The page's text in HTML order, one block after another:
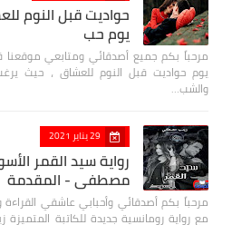
يوم حب
يوم حواديت قبل النوم للعشاق ، حيث
والشب…
29 يناير 2021
رواية سيد القمر
مصطفي - المقدمة
مرحباً بكم أصدقائي وأحبابي عاشقي
مع رواية رومانسية جديدة للكاتبة